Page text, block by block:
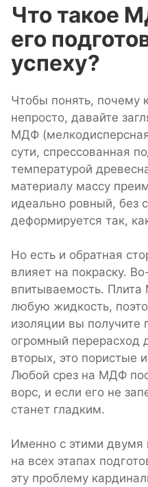
Что такое
его
успеху?
Чтобы понять, почему
непросто, давайте
МДФ
сути, спрессованная
температурой
материалу массу
идеально ровный, без
деформируется так,
Но есть и обратная
влияет на покраску.
впитываемость.
любую жидкость,
изоляции вы получите
огромный перерасход
вторых, это пористые
Любой срез на МДФ
ворс, и если его не
станет гладким.
Именно с этими двумя
на всех этапах
эту проблему